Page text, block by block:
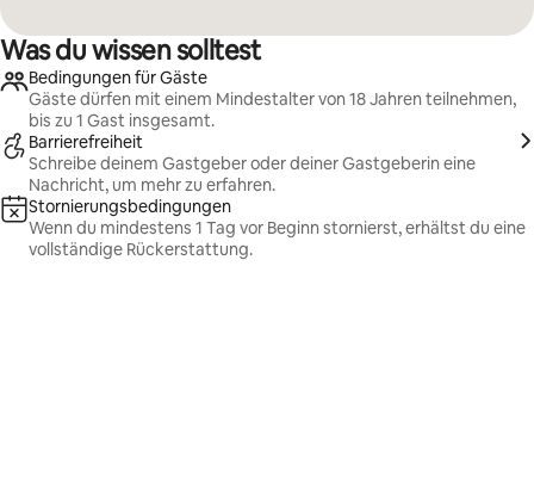
Was du wissen solltest
Bedingungen für Gäste
Gäste dürfen mit einem Mindestalter von 18 Jahren teilnehmen,
bis zu 1 Gast insgesamt.
Barrierefreiheit
Schreibe deinem Gastgeber oder deiner Gastgeberin eine
Nachricht, um mehr zu erfahren.
Stornierungsbedingungen
Wenn du mindestens 1 Tag vor Beginn stornierst, erhältst du eine
vollständige Rückerstattung.